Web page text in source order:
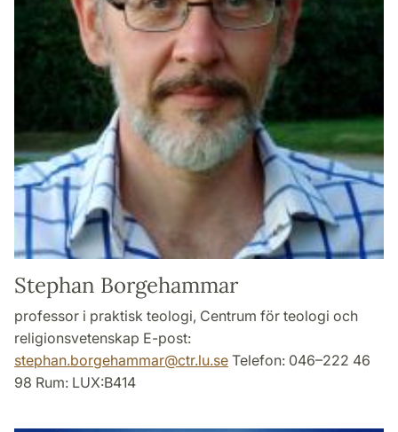
Stephan Borgehammar
professor i praktisk teologi, Centrum för teologi och
religionsvetenskap E-post:
stephan.borgehammar@ctr.lu.se Telefon: 046–222 46
98 Rum: LUX:B414